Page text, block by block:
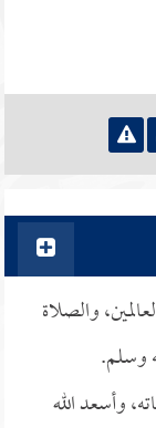
والصلاة
وسلم.
وأسعد الله